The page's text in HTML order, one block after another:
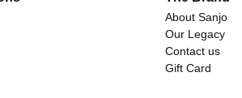
About Sanjo
Our Legacy
Contact us
Gift Card